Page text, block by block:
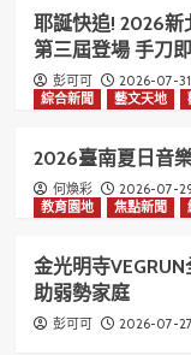
耶誕快追! 2026
第三屆登場 手刀
彭可可
2026-07-31
綜合新聞
藝文天地
2026臺南夏日音
何煥彩
2026-07-
教育園地
焦點新聞
金光明寺
助弱勢家庭
彭可可 2026-07-27